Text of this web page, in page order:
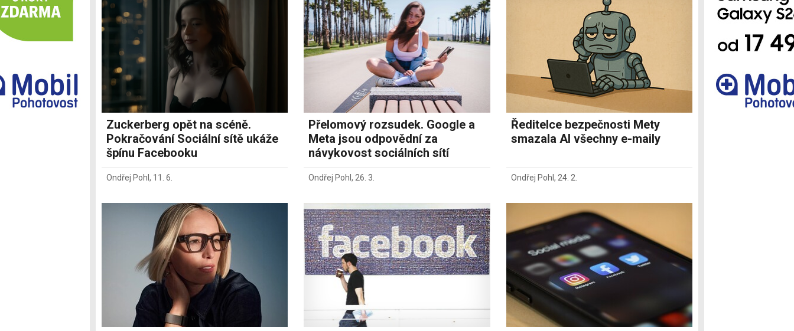
Ostatní
Zuckerberg opět na scéně.
Pokračování Sociální sítě ukáže
špínu Facebooku
Ondřej Pohl , 11. 6.
Přelomový rozsudek. Google a
Meta jsou odpovědní za
návykovost sociálních sítí
Ondřej Pohl,26. 3.
Ředitelce bezpečnosti Mety
smazala AI všechny e-maily
Ondřej Pohl , 24. 2.